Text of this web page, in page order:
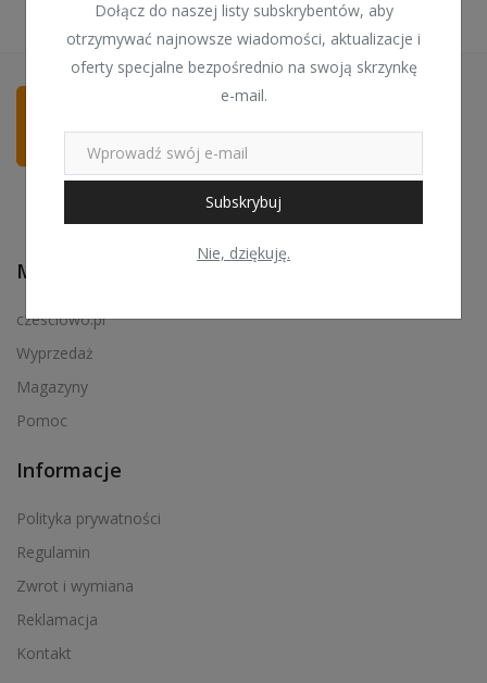
Polski
Dołącz do naszej listy subskrybentów, aby
otrzymywać najnowsze wiadomości, aktualizacje i
oferty specjalne bezpośrednio na swoją skrzynkę
e-mail.
Subskrybuj
Nie, dziękuję.
Menu podręczne
czesciowo.pl
Wyprzedaż
Magazyny
Pomoc
Informacje
Polityka prywatności
Regulamin
Zwrot i wymiana
Reklamacja
Kontakt